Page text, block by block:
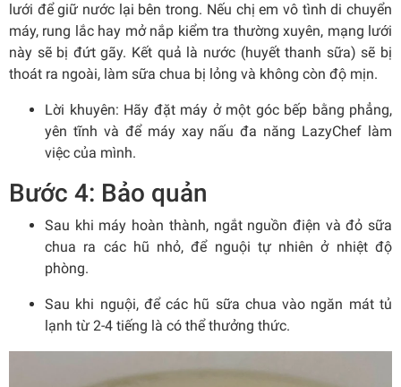
lưới để giữ nước lại bên trong. Nếu chị em vô tình di chuyển
máy, rung lắc hay mở nắp kiểm tra thường xuyên, mạng lưới
này sẽ bị đứt gãy. Kết quả là nước (huyết thanh sữa) sẽ bị
thoát ra ngoài, làm sữa chua bị lỏng và không còn độ mịn.
Lời khuyên: Hãy đặt máy ở một góc bếp bằng phẳng,
yên tĩnh và để máy xay nấu đa năng LazyChef làm
việc của mình.
Bước 4: Bảo quản
Sau khi máy hoàn thành, ngắt nguồn điện và đỏ sữa
chua ra các hũ nhỏ, để nguội tự nhiên ở nhiệt độ
phòng.
Sau khi nguội, để các hũ sữa chua vào ngăn mát tủ
lạnh từ 2-4 tiếng là có thể thưởng thức.